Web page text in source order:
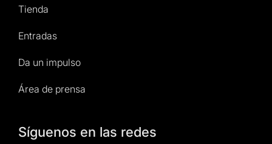
Tienda
Entradas
Da un impulso
Área de prensa
Síguenos en las redes